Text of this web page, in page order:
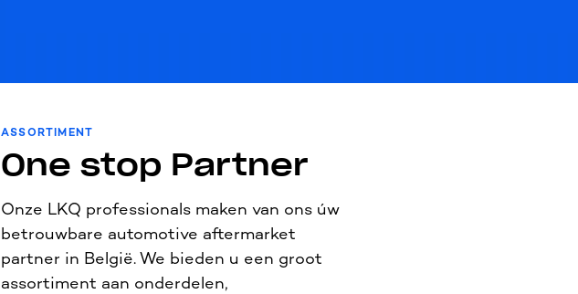
ASSORTIMENT
One stop Partner
Onze LKQ professionals maken van ons úw
betrouwbare automotive aftermarket
partner in België. We bieden u een groot
assortiment aan onderdelen,